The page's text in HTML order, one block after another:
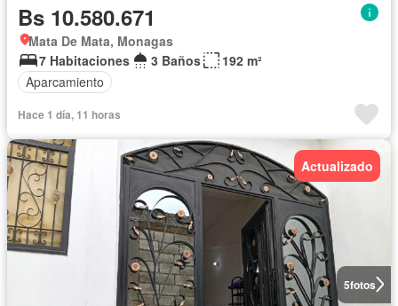
Bs 10.580.671
Mata De Mata, Monagas
7 Habitaciones
3 Baños
192 m²
Aparcamiento
Hace 1 día, 11 horas
5fotos
Actualizado